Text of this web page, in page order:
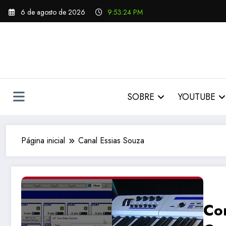
Pular
para
6 de agosto de 2026 9:53:25 PM
SOBRE YOUTUBE
Página inicial Canal Essias Souza